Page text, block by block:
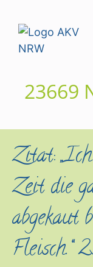
23669
Zitat:
Zeit die
abgekaut
Fleisch.“